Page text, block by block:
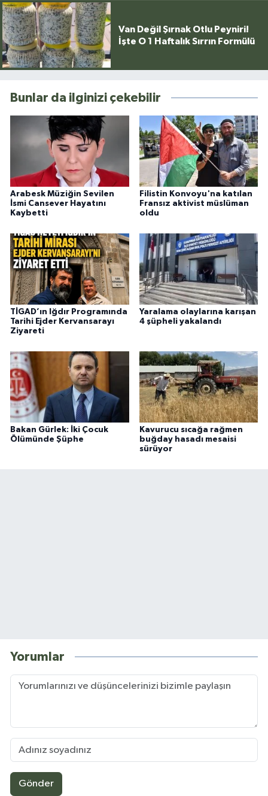
Van Değil Şırnak Otlu Peyniri!
İşte O 1 Haftalık Sırrın Formülü
Bunlar da ilginizi çekebilir
Arabesk Müziğin Sevilen
İsmi Cansever Hayatını
Kaybetti
Filistin Konvoyu'na katılan
Fransız aktivist müslüman
oldu
TİGAD’ın Iğdır Programında
Tarihi Ejder Kervansarayı
Ziyareti
Yaralama olaylarına karışan
4 şüpheli yakalandı
Bakan Gürlek: İki Çocuk
Ölümünde Şüphe
Kavurucu sıcağa rağmen
buğday hasadı mesaisi
sürüyor
Yorumlar
Gönder